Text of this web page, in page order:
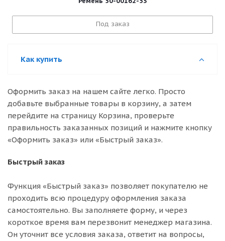
Под заказ
Как купить
Оформить заказ на нашем сайте легко. Просто
добавьте выбранные товары в корзину, а затем
перейдите на страницу Корзина, проверьте
правильность заказанных позиций и нажмите кнопку
«Оформить заказ» или «Быстрый заказ».
Быстрый заказ
Функция «Быстрый заказ» позволяет покупателю не
проходить всю процедуру оформления заказа
самостоятельно. Вы заполняете форму, и через
короткое время вам перезвонит менеджер магазина.
Он уточнит все условия заказа, ответит на вопросы,